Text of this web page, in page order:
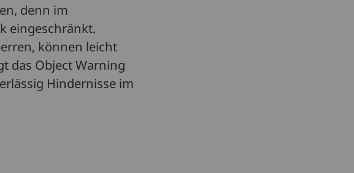
denn im
eingeschränkt.
können leicht
das Object Warning
Hindernisse im